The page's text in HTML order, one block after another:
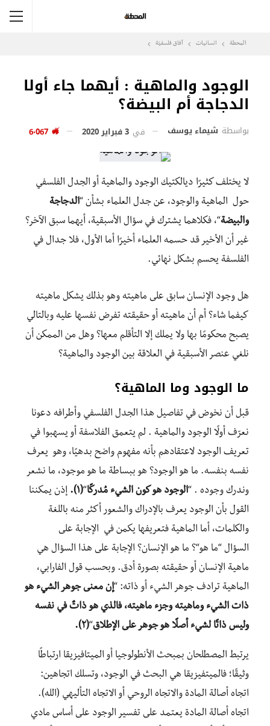
المحطة انسانيات آفاق فلسفيّة‎
الوجود والماهية : أيهما جاء أولا
الدجاجة أم البيضة؟
بواسطة شيماء يوسف في 3 فبراير 2020
لا يختلف كثيرًا ديالكتيك الوجود والماهية أو الجدل الفلسفي
حول الماهية والوجود، عن جدل العلماء بشأن “الدجاجة
والبيضة“، فكلاهما يشترك في سؤال الأسبقية، أيهما سبق الآخر؟
غير أن الأخير قد حسمه العلماء أخيرًا أما الأول، فلا جدال في
الفلسفة يحسم بشكل نهائي.
هل وجود الإنسان سابق على ماهيته وهو بذلك يشكل ماهيته
كيفما شاء؟ أم أن ماهيته أو حقيقته تفرض نفسها عليه وبالتالي
يصبح محكومًا بها ولا يملك إلا التأقلم معها؟ وهل من الممكن أن
نلغي عنصر الأسبقية في العلاقة بين الوجود والماهية؟
ما الوجود وما الماهية؟
قبل أن نخوض في تفاصيل هذا الجدل الفلسفي وأطرافه دعونا
نعرّف أولًا الوجود والماهية . لم يتعمق الفلاسفة أو يسهبوا في
تعريف الوجود لاعتقادهم بأنه مفهوم واضح بدهيًا، وهو يعرف
نفسه بنفسه. ما هو الوجود؟ هو ببساطة ما هو موجود، ما نشعر
وندرك وجوده . “الوجود هو كون الشيء مُدركًا“(١).
إذن يمكننا
القول بأن الوجود يعرف بالإدراك والشعور أكثر منه باللغة
والكلمات، أما الماهية فتعريفها يكمن في الإجابة على
السؤال “ما هو“؟ ما هو الإنسان؟ الإجابة على هذا السؤال هي
ماهية الإنسان أو حقيقته بصورة أدق. وبحسب قول الفارابي،
الماهية ترادف جوهر الشيء أو ذاته: “إن معنى جوهر الشيء هو
ذات الشيء وماهيته وجزء ماهيته، فالذي هو ذاتٌ في نفسه
وليس ذاتًا لشيء أصلًا هو جوهر على الإطلاق“(٢).
يرتبط المصطلحان بمبحث الأنطولوجيا أو الميتافيزيقا ارتباطًا
وثيقًا؛ فالميتفيزيقا هي البحث في الوجود، وتسلك اتجاهين:
اتجاه أصالة المادة والاتجاه الروحي أو الاتجاه التأليهي (الله).
اتجاه أصالة المادة يعتمد على تفسير الوجود على أساس مادي